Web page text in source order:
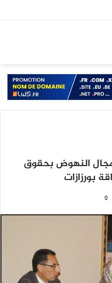
النهوض بحقوق
بورزازات
0